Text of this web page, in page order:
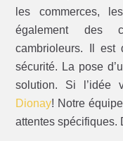
les commerces,
également des
cambrioleurs. Il est
sécurité. La pose
solution. Si l’idée
Dionay! Notre
attentes spécifiques.